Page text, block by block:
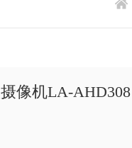
像机LA-AHD308